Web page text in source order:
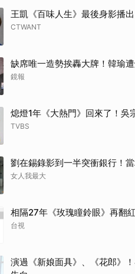
王凱《百味人生》最後身影播
CTWANT
缺席唯一造勢挨轟大牌！韓瑜
鏡報
熄燈1年《大熱門》回來了！
TVBS
劉在錫錄影到一半突衝銀行！
女人我最大
相隔27年《玫瑰瞳鈴眼》再翻
台視
演過《新娘面具》、《花郎》